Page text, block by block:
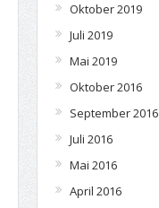
Oktober 2019
Juli 2019
Mai 2019
Oktober 2016
September 2016
Juli 2016
Mai 2016
April 2016